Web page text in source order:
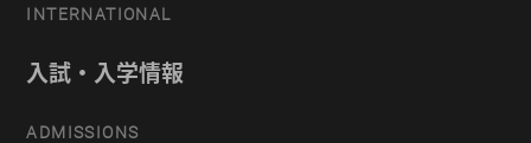
INTERNATIONAL
入試・入学情報
ADMISSIONS